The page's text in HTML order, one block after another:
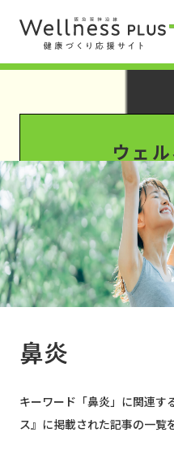
Warning : Undefined array key 0
content/themes/
/var/www/wordpress/wp-
鼻炎
キーワード「鼻炎」に関連す
ス』に掲載された記事の一覧
ウェ
阪急阪神ホ
ヘルス